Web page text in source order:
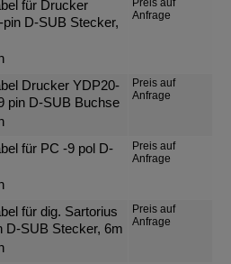
für Drucker
D-SUB Stecker,
Anfrage
Drucker YDP20-
pin D-SUB Buchse
Preis auf
Anfrage
für PC -9 pol D-
Preis auf
Anfrage
für dig. Sartorius
D-SUB Stecker, 6m
Preis auf
Anfrage